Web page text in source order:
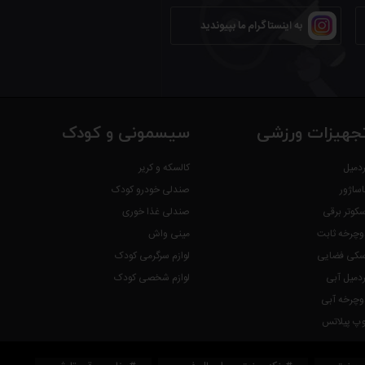
می شود و تنها نوعی از قهوه می باشد که به دلیل غلظت و فیلتر
تمام ذره های قهوه ای که در قهوه جوش موجود است درون فنجان ها
زیر کلیک کن
به اینستاگرام ما بپیوندید
ورزشی
برقی
ثابت
فضایی
آبی
آبی
پیلاتس
سیسمونی و کودک
کالسکه و کریر
صندلی خودرو کودک
صندلی غذا خوری
مینی واش
لوازم سرگرمی کودک
لوازم شخصی کودک